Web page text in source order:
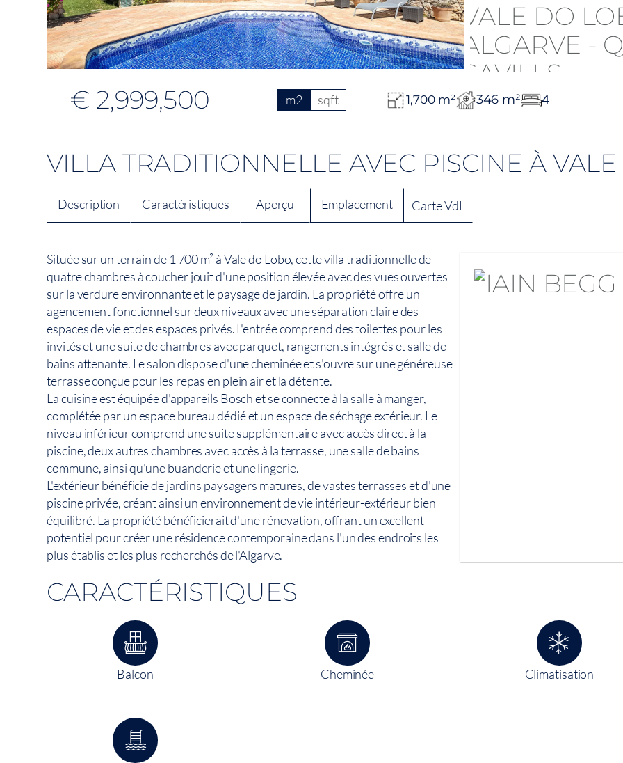
€ 2,999,500 m2 sqft 1,700 m² 346 m² 4
VILLA TRADITIONNELLE AVEC PISCINE À
Description Caractéristiques Aperçu Emplacement Carte VdL
Située sur un terrain de 1 700 m² à Vale do Lobo, cette villa traditionnelle de
quatre chambres à coucher jouit d'une position élevée avec des vues ouvertes
sur la verdure environnante et le paysage de jardin. La propriété offre un
agencement fonctionnel sur deux niveaux avec une séparation claire des
espaces de vie et des espaces privés. L'entrée comprend des toilettes pour les
invités et une suite de chambres avec parquet, rangements intégrés et salle de
bains attenante. Le salon dispose d'une cheminée et s'ouvre sur une généreuse
terrasse conçue pour les repas en plein air et la détente.
La cuisine est équipée d'appareils Bosch et se connecte à la salle à manger,
complétée par un espace bureau dédié et un espace de séchage extérieur. Le
niveau inférieur comprend une suite supplémentaire avec accès direct à la
piscine, deux autres chambres avec accès à la terrasse, une salle de bains
commune, ainsi qu'une buanderie et une lingerie.
L'extérieur bénéficie de jardins paysagers matures, de vastes terrasses et d'une
piscine privée, créant ainsi un environnement de vie intérieur-extérieur bien
équilibré. La propriété bénéficierait d'une rénovation, offrant un excellent
potentiel pour créer une résidence contemporaine dans l'un des endroits les
plus établis et les plus recherchés de l'Algarve.
CARACTÉRISTIQUES
Balcon Cheminée Climatisation